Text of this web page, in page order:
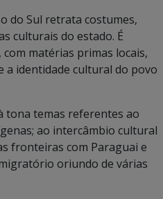
do Sul retrata costumes,
culturais do estado. É
matérias primas locais,
a identidade cultural do povo
tona temas referentes ao
ao intercâmbio cultural
fronteiras com Paraguai e
oriundo de várias